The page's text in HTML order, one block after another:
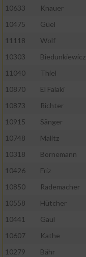
10633
Knauer
10475
Güel
11118
Wolf
10303
Biedunkiewicz
11040
Thiel
10870
El Falaki
10873
Richter
10915
Sänger
10748
Malitz
10318
Bornemann
10426
Friz
10850
Rademacher
10558
Hütcher
10441
Gaul
10607
Kathe
10279
Bähr